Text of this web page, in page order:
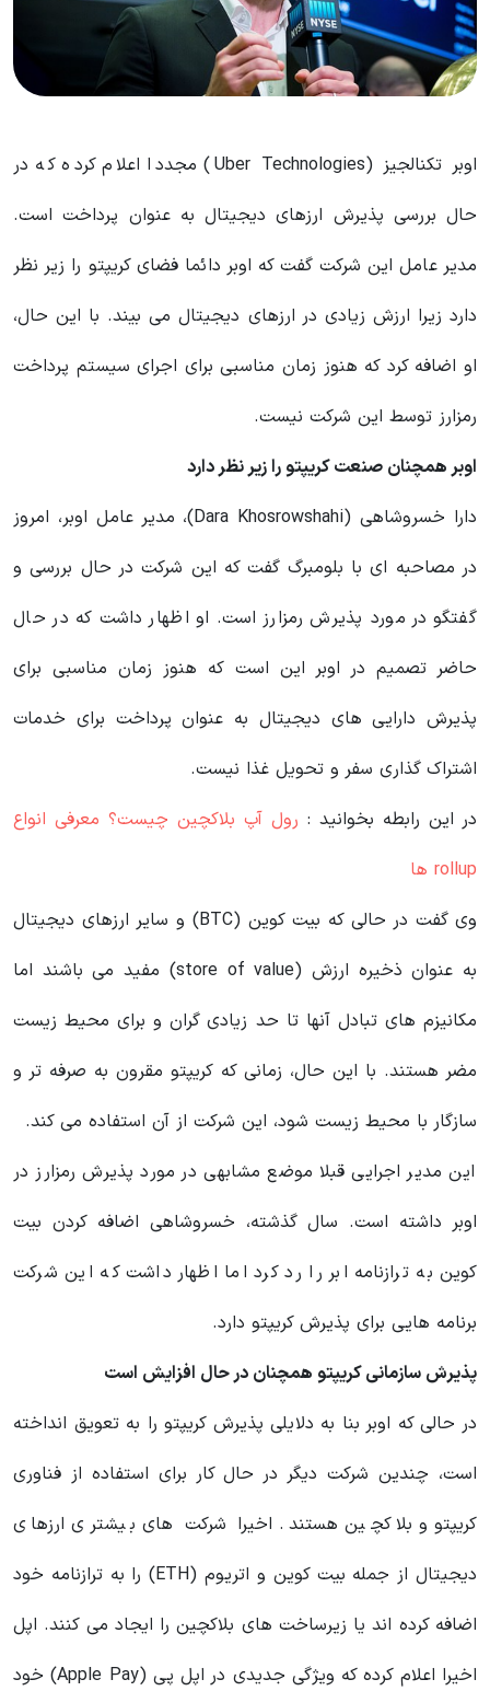
اوبر تکنالجیز (Uber Technologies) مجددا اعلام کرده که در
حال بررسی پذیرش ارزهای دیجیتال به عنوان پرداخت است.
مدیر عامل این شرکت گفت که اوبر دائما فضای کریپتو را زیر نظر
دارد زیرا ارزش زیادی در ارزهای دیجیتال می بیند. با این حال،
او اضافه کرد که هنوز زمان مناسبی برای اجرای سیستم پرداخت
رمزارز توسط این شرکت نیست.
اوبر همچنان صنعت کریپتو را زیر نظر دارد
دارا خسروشاهی (Dara Khosrowshahi)، مدیر عامل اوبر، امروز
در مصاحبه ای با بلومبرگ گفت که این شرکت در حال بررسی و
گفتگو در مورد پذیرش رمزارز است. او اظهار داشت که در حال
حاضر تصمیم در اوبر این است که هنوز زمان مناسبی برای
پذیرش دارایی‌ های دیجیتال به عنوان پرداخت برای خدمات
اشتراک‌ گذاری سفر و تحویل غذا نیست.
در این رابطه بخوانید‌ : رول آپ بلاکچین چیست؟ معرفی انواع
rollup ها
وی گفت در حالی که بیت کوین (BTC) و سایر ارزهای دیجیتال
به عنوان ذخیره ارزش (store of value) مفید می باشند اما
مکانیزم های تبادل آنها تا حد زیادی گران و برای محیط زیست
مضر هستند. با این حال، زمانی که کریپتو مقرون به صرفه‌ تر و
سازگار با محیط‌ زیست شود، این شرکت از آن استفاده می کند.
این مدیر اجرایی قبلا موضع مشابهی در مورد پذیرش رمزارز در
اوبر داشته است. سال گذشته، خسروشاهی اضافه کردن بیت
کوین به ترازنامه ابر را رد کرد اما اظهار داشت که این شرکت
برنامه هایی برای پذیرش کریپتو دارد.
پذیرش سازمانی کریپتو همچنان در حال افزایش است
در حالی که اوبر بنا به دلایلی پذیرش کریپتو را به تعویق انداخته
است، چندین شرکت دیگر در حال کار برای استفاده از فناوری
کریپتو و بلاکچین هستند. اخیرا شرکت‌ های بیشتری ارزهای
دیجیتال از جمله بیت‌ کوین و اتریوم (ETH) را به ترازنامه خود
اضافه کرده‌ اند یا زیرساخت‌ های بلاکچین را ایجاد می‌ کنند. اپل
اخیرا اعلام کرده که ویژگی جدیدی در اپل پی (Apple Pay) خود